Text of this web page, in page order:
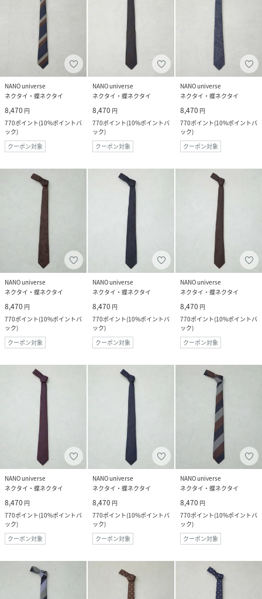
NANO universe
ネクタイ・蝶ネクタイ
8,470 円
770ポイント(10%ポイントバ
ック)
クーポン対象
NANO universe
ネクタイ・蝶ネクタイ
8,470 円
770ポイント(10%ポイントバ
ック)
クーポン対象
NANO universe
ネクタイ・蝶ネクタイ
8,470 円
770ポイント(10%ポイントバ
ック)
クーポン対象
NANO universe
ネクタイ・蝶ネクタイ
8,470 円
770ポイント(10%ポイントバ
ック)
クーポン対象
NANO universe
ネクタイ・蝶ネクタイ
8,470 円
770ポイント(10%ポイントバ
ック)
クーポン対象
NANO universe
ネクタイ・蝶ネクタイ
8,470 円
770ポイント(10%ポイントバ
ック)
クーポン対象
NANO universe
ネクタイ・蝶ネクタイ
8,470 円
770ポイント(10%ポイントバ
ック)
クーポン対象
NANO universe
ネクタイ・蝶ネクタイ
8,470 円
770ポイント(10%ポイントバ
ック)
クーポン対象
NANO universe
ネクタイ・蝶ネクタイ
8,470 円
770ポイント(10%ポイントバ
ック)
クーポン対象